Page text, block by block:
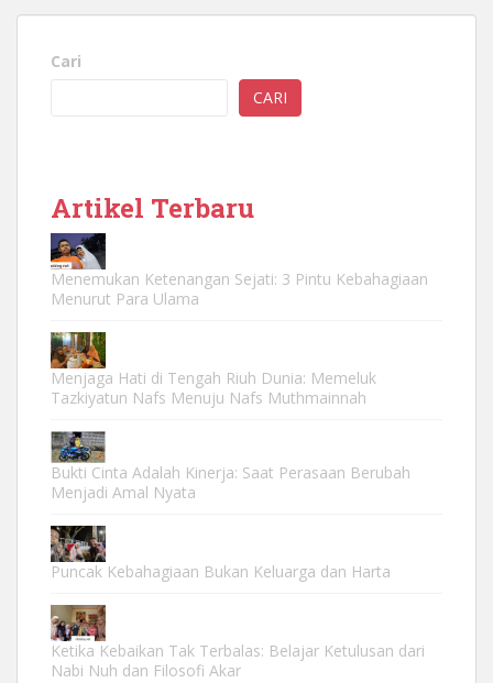
Cari
CARI
Artikel Terbaru
Menemukan Ketenangan Sejati: 3 Pintu Kebahagiaan
Menurut Para Ulama
Menjaga Hati di Tengah Riuh Dunia: Memeluk
Tazkiyatun Nafs Menuju Nafs Muthmainnah
Bukti Cinta Adalah Kinerja: Saat Perasaan Berubah
Menjadi Amal Nyata
Puncak Kebahagiaan Bukan Keluarga dan Harta
Ketika Kebaikan Tak Terbalas: Belajar Ketulusan dari
Nabi Nuh dan Filosofi Akar